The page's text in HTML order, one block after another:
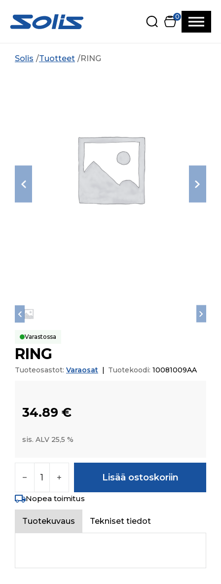
0
Solis Tuotteet RING
Varastossa
RING
Tuoteosastot: Varaosat Tuotekoodi: 10081009AA
34.89 €
sis. ALV 25,5 %
Lisää ostoskoriin
Nopea toimitus
Tuotekuvaus Tekniset tiedot